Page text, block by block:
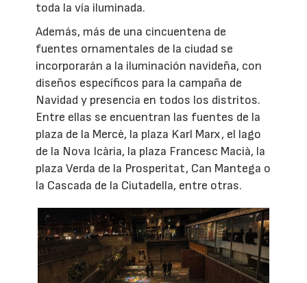
toda la vía iluminada.
Además, más de una cincuentena de
fuentes ornamentales de la ciudad se
incorporarán a la iluminación navideña, con
diseños específicos para la campaña de
Navidad y presencia en todos los distritos.
Entre ellas se encuentran las fuentes de la
plaza de la Mercè, la plaza Karl Marx, el lago
de la Nova Icària, la plaza Francesc Macià, la
plaza Verda de la Prosperitat, Can Mantega o
la Cascada de la Ciutadella, entre otras.